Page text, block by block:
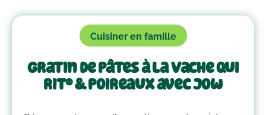
Cuisiner en famille
Gratin de pâtes à La Vache qui
rit® & poireaux avec Jow